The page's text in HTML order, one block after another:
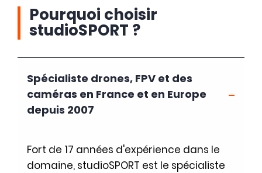
Pourquoi choisir
studioSPORT ?
Spécialiste drones, FPV et des
caméras en France et en Europe
depuis 2007
Fort de 17 années d'expérience dans le
domaine, studioSPORT est le spécialiste